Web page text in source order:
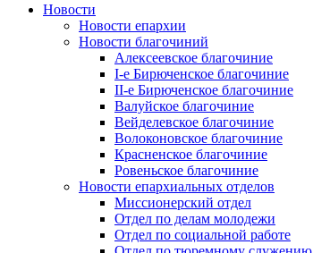
Новости
Новости епархии
Новости благочиний
Алексеевское благочиние
I-е Бирюченское благочиние
II-е Бирюченское благочиние
Валуйское благочиние
Вейделевское благочиние
Волоконовское благочиние
Красненское благочиние
Ровеньское благочиние
Новости епархиальных отделов
Миссионерский отдел
Отдел по делам молодежи
Отдел по социальной работе